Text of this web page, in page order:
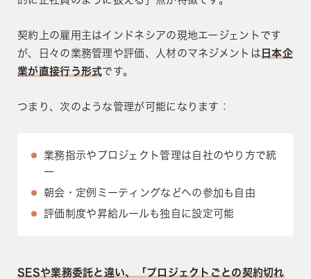
契約上の雇用主はインドネシアの現地エージェントです
が、日々の業務管理や評価、人材のマネジメントは 日本企
業が直接行う形式です。
つまり、次のような管理が可能になります：
業務指示やプロジェクト管理は自社のやり方で統
一
朝会・定例ミーティングなどへの参加も自由
評価制度や昇給ルールも独自に設定可能
SESや業務委託と違い、「プロジェクトごとの契約切れ